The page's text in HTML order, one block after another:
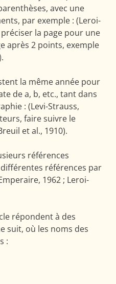
avec une
par exemple : (Leroi-
la page pour une
après 2 points, exemple
la même année pour
de a, b, etc., tant dans
: (Levi-Strauss,
faire suivre le
et al., 1910).
références
références par
1962 ; Leroi-
répondent à des
suit, où les noms des
: